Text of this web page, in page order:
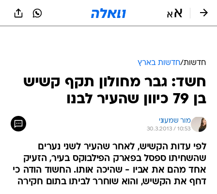
חדשות/חדשות בארץ
חשד: גבר מחולון תקף קשיש
בן 79 כיוון שהעיר לבנו
מור שמעוני
30.3.2013 / 10:53
לפי עדות הקשיש, לאחר שהעיר לשני נערים
שהשחיתו ספסל בפארק הפילבוקס בעיר, הזעיק
אחד מהם את אביו - שהיכה אותו. החשוד הודה כי
דחף את הקשיש, והוא שוחרר לביתו בתום חקירה